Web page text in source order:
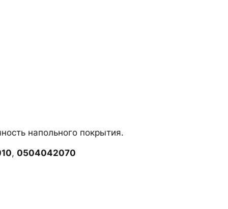
напольного покрытия.
, 0504042070